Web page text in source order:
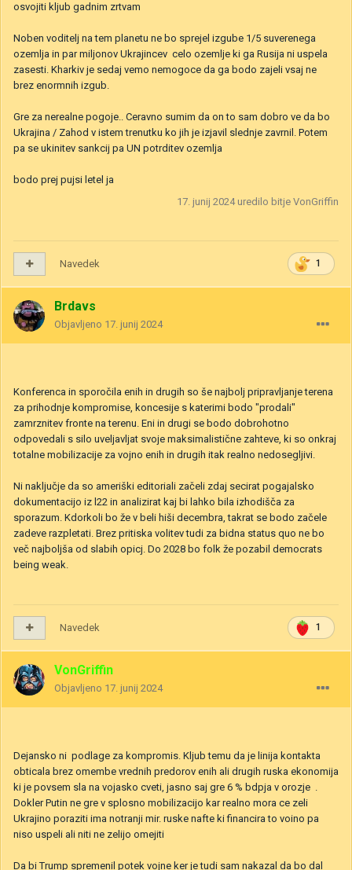
osvojiti kljub gadnim zrtvam
Noben voditelj na tem planetu ne bo sprejel izgube 1/5 suverenega
ozemlja in par miljonov Ukrajincev celo ozemlje ki ga Rusija ni uspela
zasesti. Kharkiv je sedaj vemo nemogoce da ga bodo zajeli vsaj ne
brez enormnih izgub.
Gre za nerealne pogoje.. Ceravno sumim da on to sam dobro ve da bo
Ukrajina / Zahod v istem trenutku ko jih je izjavil slednje zavrnil. Potem
pa se ukinitev sankcij pa UN potrditev ozemlja
bodo prej pujsi letel ja
17. junij 2024uredilo bitje VonGriffin
1
Navedek
Brdavs
Objavljeno 17. junij 2024
Konferenca in sporočila enih in drugih so še najbolj pripravljanje terena
za prihodnje kompromise, koncesije s katerimi bodo "prodali"
zamrznitev fronte na terenu. Eni in drugi se bodo dobrohotno
odpovedali s silo uveljavljat svoje maksimalistične zahteve, ki so onkraj
totalne mobilizacije za vojno enih in drugih itak realno nedosegljivi.
Ni naključje da so ameriški editoriali začeli zdaj secirat pogajalsko
dokumentacijo iz l22 in analizirat kaj bi lahko bila izhodišča za
sporazum. Kdorkoli bo že v beli hiši decembra, takrat se bodo začele
zadeve razpletati. Brez pritiska volitev tudi za bidna status quo ne bo
več najboljša od slabih opicj. Do 2028 bo folk že pozabil democrats
being weak.
1
Navedek
VonGriffin
Objavljeno 17. junij 2024
Dejansko ni podlage za kompromis. Kljub temu da je linija kontakta
obticala brez omembe vrednih predorov enih ali drugih ruska ekonomija
ki je povsem sla na vojasko cveti, jasno saj gre 6 % bdpja v orozje .
Dokler Putin ne gre v splosno mobilizacijo kar realno mora ce zeli
Ukrajino poraziti ima notranji mir. ruske nafte ki financira to voino pa
niso uspeli ali niti ne zelijo omejiti
Da bi Trump spremenil potek vojne ker je tudi sam nakazal da bo dal